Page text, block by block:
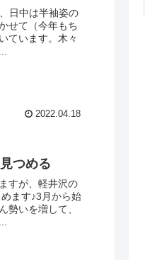
日中は半袖姿の
せて（今年もち
ています。木々
2022.04.18
つめる
すが、軽井沢の
ます♪3月から始
勢いを増して、